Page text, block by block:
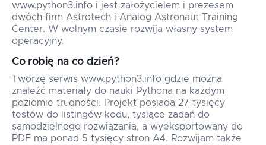
www.python3.info i jest założycielem i prezesem
dwóch firm Astrotech i Analog Astronaut Training
Center. W wolnym czasie rozwija własny system
operacyjny.
Co robię na co dzień?
Tworzę serwis www.python3.info gdzie można
znaleźć materiały do nauki Pythona na każdym
poziomie trudności. Projekt posiada 27 tysięcy
testów do listingów kodu, tysiące zadań do
samodzielnego rozwiązania, a wyeksportowany do
PDF ma ponad 5 tysięcy stron A4. Rozwijam także